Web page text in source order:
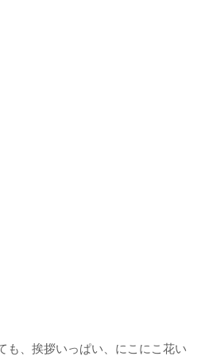
、挨拶いっぱい、にこにこ花い